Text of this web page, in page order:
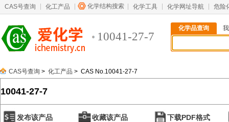
CAS号查询 化工产品 化学结构搜索 化学工具 化学网址导航 危险
10041-27-7
化学品查询
CAS号查询 > 化工产品 > CAS No.10041-27-7
10041-27-7
发布该产品 收藏该产品 下载PDF格式